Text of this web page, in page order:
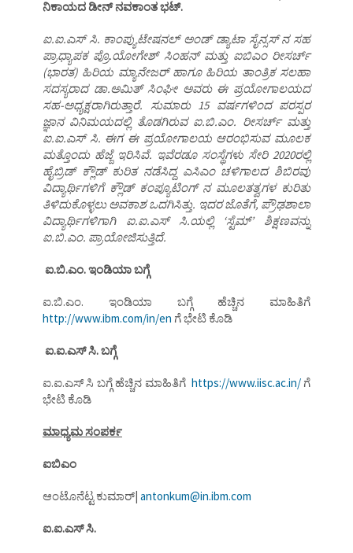
ನಿಕಾಯದ ಡೀನ್ ನವಕಾಂತ ಭಟ್.
ಐ.ಐ.ಎಸ್ ಸಿ. ಕಾಂಪ್ಯುಟೇಷನಲ್ ಅಂಡ್ ಡ್ಯಾಟಾ ಸೈನ್ಸಸ್ ನ ಸಹ
ಪ್ರಾಧ್ಯಾಪಕ ಪ್ರೊ.ಯೋಗೇಶ್ ಸಿಂಹನ್ ಮತ್ತು ಐಬಿಎಂ ರೀಸರ್ಚ್
(ಭಾರತ) ಹಿರಿಯ ಮ್ಯಾನೇಜರ್ ಹಾಗೂ ಹಿರಿಯ ತಾಂತ್ರಿಕ ಸಲಹಾ
ಸದಸ್ಯರಾದ ಡಾ.ಅಮಿತ್ ಸಿಂಘೀ ಅವರು ಈ ಪ್ರಯೋಗಾಲಯದ
ಸಹ-ಅಧ್ಯಕ್ಷರಾಗಿರುತ್ತಾರೆ. ಸುಮಾರು 15 ವರ್ಷಗಳಿಂದ ಪರಸ್ಪರ
ಜ್ಞಾನ ವಿನಿಮಯದಲ್ಲಿ ತೊಡಗಿರುವ ಐ.ಬಿ.ಎಂ. ರೀಸರ್ಚ್ ಮತ್ತು
ಐ.ಐ.ಎಸ್ ಸಿ. ಈಗ ಈ ಪ್ರಯೋಗಾಲಯ ಆರಂಭಿಸುವ ಮೂಲಕ
ಮತ್ತೊಂದು ಹೆಜ್ಜೆ ಇರಿಸಿವೆ. ಇವೆರಡೂ ಸಂಸ್ಥೆಗಳು ಸೇರಿ 2020ರಲ್ಲಿ
ಹೈಬ್ರಿಡ್ ಕ್ಲೌಡ್ ಕುರಿತ ನಡೆಸಿದ್ದ ಎಸಿಎಂ ಚಳಿಗಾಲದ ಶಿಬಿರವು
ವಿದ್ಯಾರ್ಥಿಗಳಿಗೆ ಕ್ಲೌಡ್ ಕಂಪ್ಯೂಟಿಂಗ್ ನ ಮೂಲತತ್ವಗಳ ಕುರಿತು
ತಿಳಿದುಕೊಳ್ಳಲು ಅವಕಾಶ ಒದಗಿಸಿತ್ತು. ಇದರ ಜೊತೆಗೆ, ಪ್ರೌಢಶಾಲಾ
ವಿದ್ಯಾರ್ಥಿಗಳಿಗಾಗಿ ಐ.ಐ.ಎಸ್ ಸಿ.ಯಲ್ಲಿ ‘ಸ್ಟೆಮ್’ ಶಿಕ್ಷಣವನ್ನು
ಐ.ಬಿ.ಎಂ. ಪ್ರಾಯೋಜಿಸುತ್ತಿದೆ.
ಐ.ಬಿ.ಎಂ. ಇಂಡಿಯಾ ಬಗ್ಗೆ
ಐ.ಬಿ.ಎಂ. ಇಂಡಿಯಾ ಬಗ್ಗೆ ಹೆಚ್ಚಿನ ಮಾಹಿತಿಗೆ
http://www.ibm.com/in/en ಗೆ ಭೇಟಿ ಕೊಡಿ
ಐ.ಐ.ಎಸ್ ಸಿ. ಬಗ್ಗೆ
ಐ.ಐ.ಎಸ್ ಸಿ ಬಗ್ಗೆ ಹೆಚ್ಚಿನ ಮಾಹಿತಿಗೆ https://www.iisc.ac.in/ಗೆ
ಭೇಟಿ ಕೊಡಿ
ಮಾಧ್ಯಮ ಸಂಪರ್ಕ
ಐಬಿಎಂ
ಆಂಟೊನೆಟ್ಟ ಕುಮಾರ್| antonkum@in.ibm.com
ಐ.ಐ.ಎಸ್ ಸಿ.